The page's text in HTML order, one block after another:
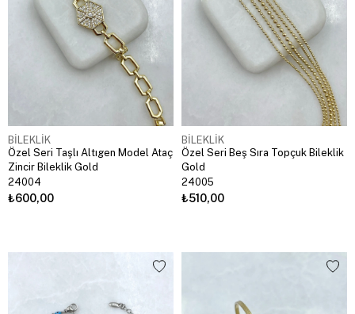
BİLEKLİK
Özel Seri Taşlı Altıgen Model Ataç
Zincir Bileklik Gold
24004
₺600,00
BİLEKLİK
Özel Seri Beş Sıra Topçuk Bileklik
Gold
24005
₺510,00